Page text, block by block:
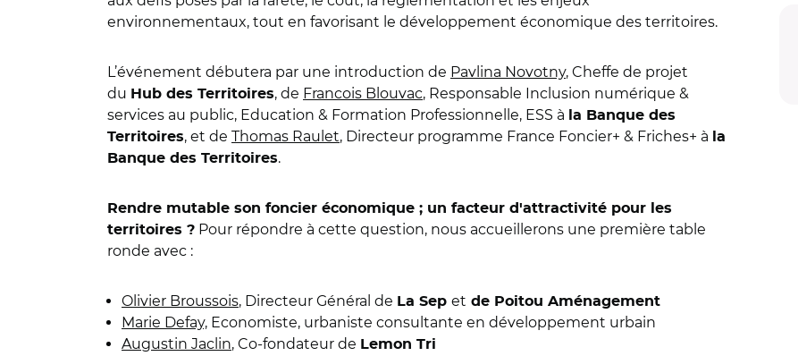
environnementaux, tout en favorisant le développement économique des territoires.
L’événement débutera par une introduction de Pavlina Novotny, Cheffe de projet
du Hub des Territoires, de Francois Blouvac, Responsable Inclusion numérique &
services au public, Education & Formation Professionnelle, ESS à
la Banque des
Territoires, et de Thomas Raulet, Directeur programme France Foncier+ & Friches+ à
la
Banque des Territoires.
Rendre mutable son foncier économique ; un facteur d'attractivité pour les
territoires ? Pour répondre à cette question, nous accueillerons une première table
ronde avec :
Olivier Broussois, Directeur Général de La Sep et de Poitou Aménagement
Marie Defay, Economiste, urbaniste consultante en développement urbain
Augustin Jaclin, Co-fondateur de Lemon Tri